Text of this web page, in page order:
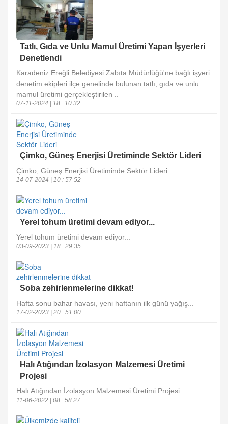
Tatlı, Gıda ve Unlu Mamul Üretimi Yapan İşyerleri
Denetlendi
Karadeniz Ereğli Belediyesi Zabıta Müdürlüğü'ne bağlı işyeri
denetim ekipleri ilçe genelinde bulunan tatlı, gıda ve unlu
mamul üretimi gerçekleştirilen ..
07-11-2024 | 18 : 10 32
Çimko, Güneş Enerjisi Üretiminde Sektör Lideri
Çimko, Güneş Enerjisi Üretiminde Sektör Lideri
14-07-2024 | 10 : 57 52
Yerel tohum üretimi devam ediyor...
Yerel tohum üretimi devam ediyor...
03-09-2023 | 18 : 29 35
Soba zehirlenmelerine dikkat!
Hafta sonu bahar havası, yeni haftanın ilk günü yağış...
17-02-2023 | 20 : 51 00
Halı Atığından İzolasyon Malzemesi Üretimi
Projesi
Halı Atığından İzolasyon Malzemesi Üretimi Projesi
11-06-2022 | 08 : 58 27